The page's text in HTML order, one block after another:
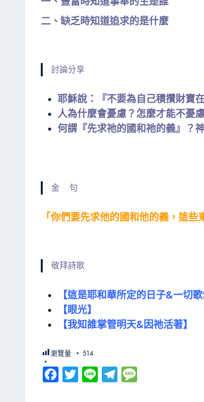
二、缺乏時知道追求的是什麼
討論分享
耶穌說：『不要為自己積攢財寶
人為什麼會憂慮？怎麼才能不憂
何謂『先求祂的國和祂的義』？
金 句
「你們要先求他的國和他的義，這
敬拜詩歌
【這是耶和華所定的日子&一切歌
【眼光】
【我知誰掌管明天&因祂活著】
瀏覽量: 514
Fa
ce
T
wi
Li
ne
Te
le